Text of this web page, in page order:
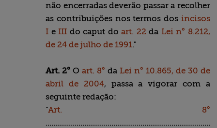
não encerradas deverão passar a recolher
as contribuições nos termos dos incisos
I e III do caput doart. 22 da Lei n° 8.212,
de 24 de julho de 1991."
Art. 2° O art. 8° da Lei n° 10.865, de 30 de
abril de 2004, passa a vigorar com a
seguinte redação:
"Art. 8°